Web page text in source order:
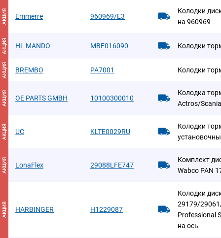
АКЦИЯ Emmerre 960969/E3
Колодки
на 960969
АКЦИЯ HL MANDO MBF016090 Колодки
АКЦИЯ BREMBO PA7001 Колодки
АКЦИЯ OE PARTS GMBH 10100300010
Колодка
Actros/
АКЦИЯ UC KLTE0029RU
Колодки
АКЦИЯ LonaFlex 29088LFE747
Комплект
Wabco PAN
АКЦИЯ HARBINGER H1229087
Колодки
29179/
Professional
на ось